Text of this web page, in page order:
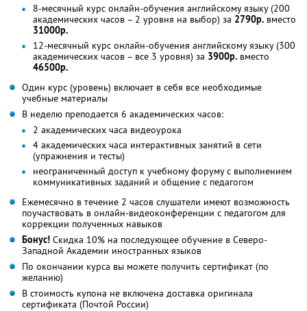
8-месячный курс онлайн-обучения английскому языку (200
академических часов – 2 уровня на выбор) за 2790р. вместо
31000р.
12-месячный курс онлайн-обучения английскому языку (300
академических часов – все 3 уровня) за 3900р. вместо
46500р.
Один курс (уровень) включает в себя все необходимые
учебные материалы
В неделю преподается 6 академических часов:
2 академических часа видеоурока
4 академических часа интерактивных занятий в сети
(упражнения и тесты)
неограниченный доступ к учебному форуму с выполнением
коммуникативных заданий и общение с педагогом
Ежемесячно в течение 2 часов слушатели имеют возможность
поучаствовать в онлайн-видеоконференции с педагогом для
коррекции полученных навыков
Бонус! Скидка 10% на последующее обучение в Северо-
Западной Академии иностранных языков
По окончании курса вы можете получить сертификат (по
желанию)
В стоимость купона не включена доставка оригинала
сертификата (Почтой России)